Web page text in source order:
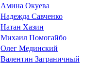
Амина Окуева
Надежда Савченко
Натан Хазин
Михаил Помогайбо
Олег Мединский
Валентин Заграничный